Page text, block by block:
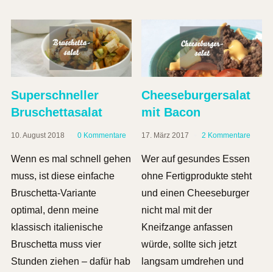
Superschneller
Bruschettasalat
10. August 2018 0 Kommentare
Wenn es mal schnell gehen
muss, ist diese einfache
Bruschetta-Variante
optimal, denn meine
klassisch italienische
Bruschetta muss vier
Stunden ziehen – dafür hab
Cheeseburgersalat
mit Bacon
17. März 2017 2 Kommentare
Wer auf gesundes Essen
ohne Fertigprodukte steht
und einen Cheeseburger
nicht mal mit der
Kneifzange anfassen
würde, sollte sich jetzt
langsam umdrehen und